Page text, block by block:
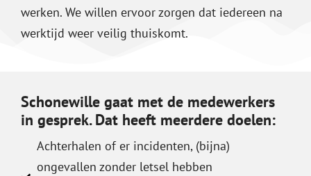
werken. We willen ervoor zorgen dat iedereen na
werktijd weer veilig thuiskomt.
Schonewille gaat met de medewerkers
in gesprek. Dat heeft meerdere doelen:
Achterhalen of er incidenten, (bijna)
ongevallen zonder letsel hebben